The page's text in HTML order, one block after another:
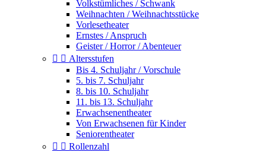
Volkstümliches / Schwank
Weihnachten / Weihnachtsstücke
Vorlesetheater
Ernstes / Anspruch
Geister / Horror / Abenteuer
  Altersstufen
Bis 4. Schuljahr / Vorschule
5. bis 7. Schuljahr
8. bis 10. Schuljahr
11. bis 13. Schuljahr
Erwachsenentheater
Von Erwachsenen für Kinder
Seniorentheater
  Rollenzahl